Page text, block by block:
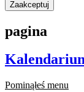
Zaakceptuj
pagina
Pominąłeś menu